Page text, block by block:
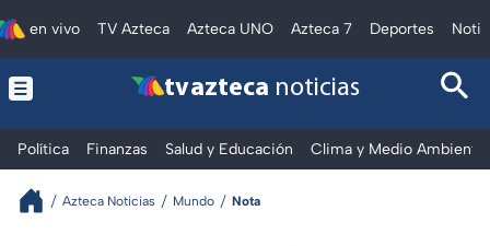
en vivo TV Azteca Azteca UNO Azteca 7 Deportes
tv azteca noticias
Política Finanzas Salud y Educación Clima y Medio Ambiente
Azteca Noticias Mundo Nota